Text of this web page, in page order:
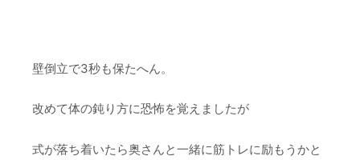
壁倒立で3秒も保たへん。
改めて体の鈍り方に恐怖を覚えましたが
式が落ち着いたら奥さんと一緒に筋トレに励もうかと